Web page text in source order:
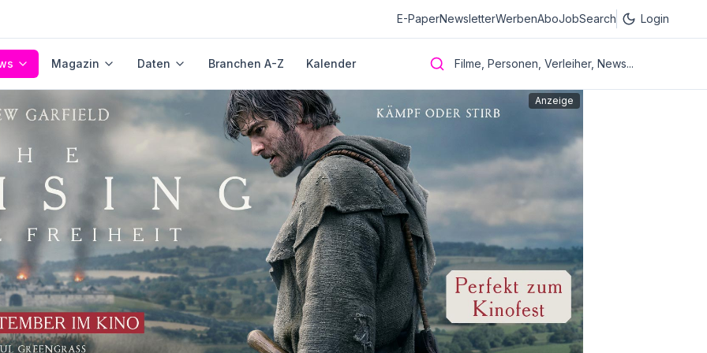
E-PaperNewsletterWerbenAboJobSearch Login
Magazin Daten Branchen A-Z Kalender Filme, Personen, Verleiher, News...
Anzeige